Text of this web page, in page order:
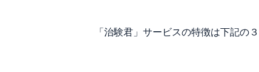
「治験君」サービスの特徴は下記の３